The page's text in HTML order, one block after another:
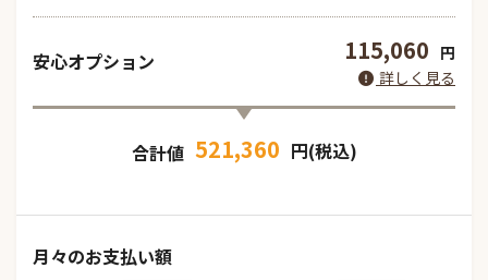
安心オプション 115,060 円
詳しく見る
合計値 521,360 円(税込)
月々のお支払い額